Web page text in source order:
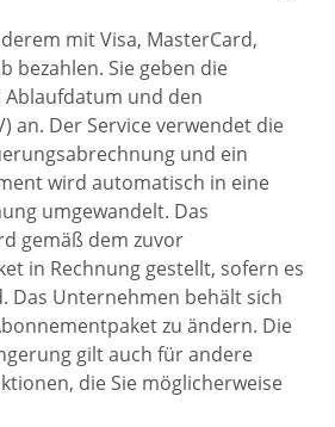
mit Visa, MasterCard,
bezahlen. Sie geben die
und den
an. Der Service verwendet die
und ein
wird automatisch in eine
umgewandelt. Das
gemäß dem zuvor
in Rechnung gestellt, sofern es
Das Unternehmen behält sich
zu ändern. Die
gilt auch für andere
die Sie möglicherweise